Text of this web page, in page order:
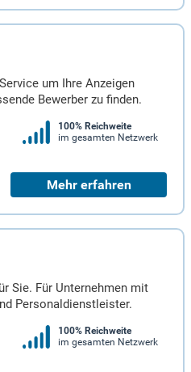
um Ihre Anzeigen
Bewerber zu finden.
100% Reichweite
im gesamten Netzwerk
Mehr erfahren
Sie. Für Unternehmen mit
Personaldienstleister.
100% Reichweite
im gesamten Netzwerk